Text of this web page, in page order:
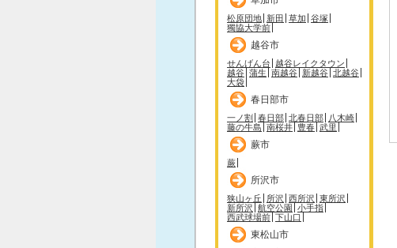
松原団地 新田 草加 谷塚
獨協大学前
越谷市
せんげん台 越谷レイクタウン
越谷 蒲生 南越谷 新越谷 北越谷
大袋
春日部市
一ノ割 春日部 北春日部
八木崎
藤の牛島 南桜井 豊春 武里
蕨市
蕨
所沢市
狭山ヶ丘 所沢 西所沢 東所沢
新所沢 航空公園
小手指
西武球場前 下山口
東松山市